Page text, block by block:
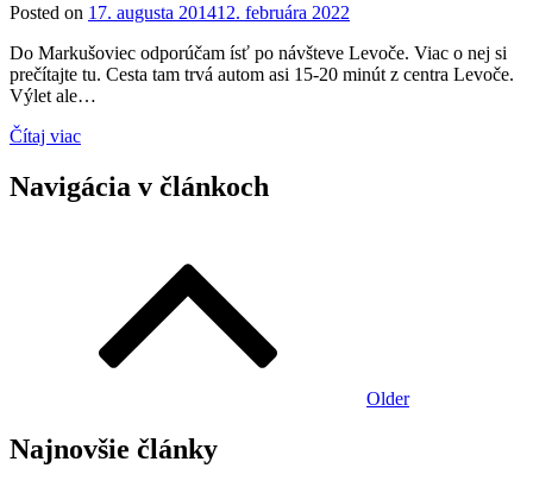
Posted on 17. augusta 201412. februára 2022
Do Markušoviec odporúčam ísť po návšteve Levoče. Viac o nej si
prečítajte tu. Cesta tam trvá autom asi 15-20 minút z centra Levoče.
Výlet ale…
Čítaj viac
Navigácia v článkoch
Older
Najnovšie články